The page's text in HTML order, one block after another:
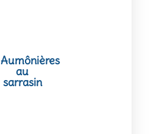
Aumônières
au
sarrasin